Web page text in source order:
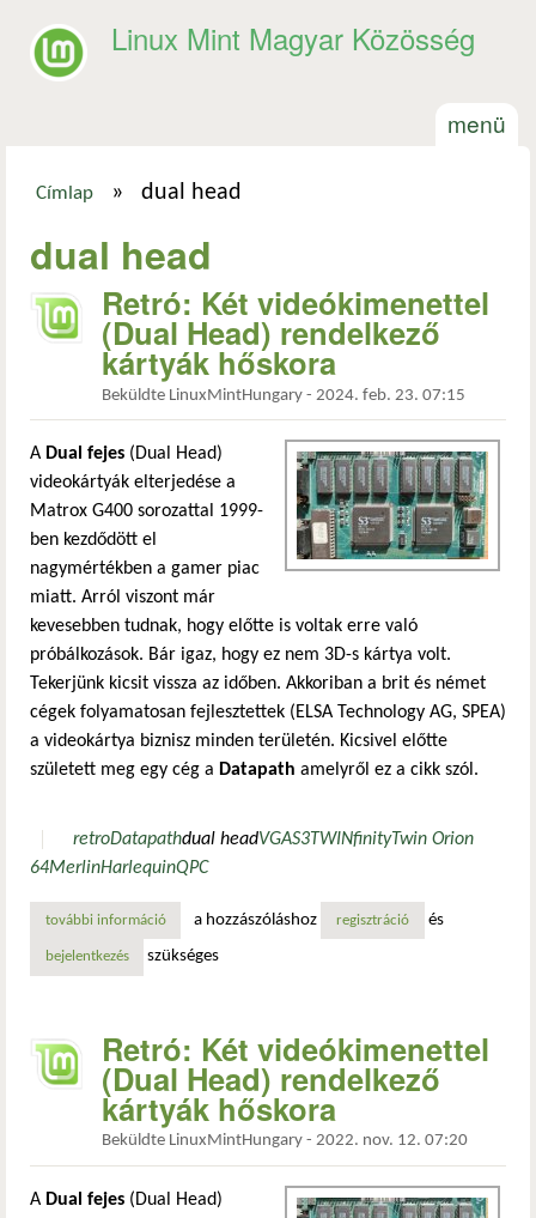
Linux Mint Magyar Közösség
menü
Címlap » dual head
dual head
Retró: Két videókimenettel
(Dual Head) rendelkező
kártyák hőskora
Beküldte LinuxMintHungary - 2024. feb. 23. 07:15
A Dual fejes (Dual Head)
videokártyák elterjedése a
Matrox G400 sorozattal 1999-
ben kezdődött el
nagymértékben a gamer piac
miatt. Arról viszont már
kevesebben tudnak, hogy előtte is voltak erre való
próbálkozások. Bár igaz, hogy ez nem 3D-s kártya volt.
Tekerjünk kicsit vissza az időben. Akkoriban a brit és német
cégek folyamatosan fejlesztettek (ELSA Technology AG, SPEA)
a videokártya biznisz minden területén. Kicsivel előtte
született meg egy cég a Datapath amelyről ez a cikk szól.
retroDatapathdual headVGAS3TWINfinityTwin Orion
64MerlinHarlequinQPC
további információretró: két videókimenettel (dual head) rendelkező kártyák
a hozzászóláshoz regisztráció és
bejelentkezés szükséges
Retró: Két videókimenettel
(Dual Head) rendelkező
kártyák hőskora
Beküldte LinuxMintHungary - 2022. nov. 12. 07:20
A Dual fejes (Dual Head)